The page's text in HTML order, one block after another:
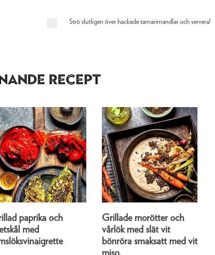
Strö slutligen över hackade tamarimandlar och servera!
recept
paprika och
med
Grillade morötter och
vårlök med slät vit
bönröra smaksatt med vit
miso.